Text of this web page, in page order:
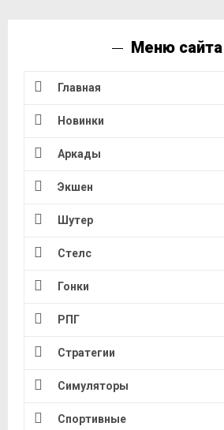
Меню сайта
Главная
Новинки
Аркады
Экшен
Шутер
Стелс
Гонки
РПГ
Стратегии
Симуляторы
Спортивные